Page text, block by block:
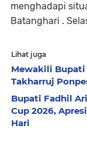
menghadapi
Batanghari .
Lihat juga
Mewakili Bupati
Takharruj
Bupati Fadhil
Cup 2026,
Hari